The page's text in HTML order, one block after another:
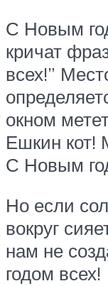
С Новым
кричат
всех!”
окном
Ешкин кот!
С Новым
Но если
вокруг
нам не
годом всех!